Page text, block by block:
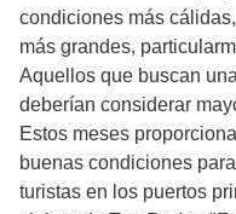
condiciones más
más grandes,
Aquellos que buscan
deberían considerar
Estos meses
buenas condiciones
turistas en los puertos